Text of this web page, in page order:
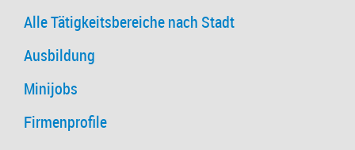
Alle Tätigkeitsbereiche nach Stadt
Ausbildung
Minijobs
Firmenprofile